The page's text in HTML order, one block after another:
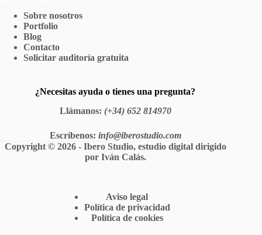
Sobre nosotros
Portfolio
Blog
Contacto
Solicitar auditoría gratuita
¿Necesitas ayuda o tienes una pregunta?
Llámanos: (+34) 652 814970
Escríbenos: info@iberostudio.com
Copyright © 2026 - Ibero Studio, estudio digital dirigido
por Iván Calás.
Aviso legal
Política de privacidad
Política de cookies